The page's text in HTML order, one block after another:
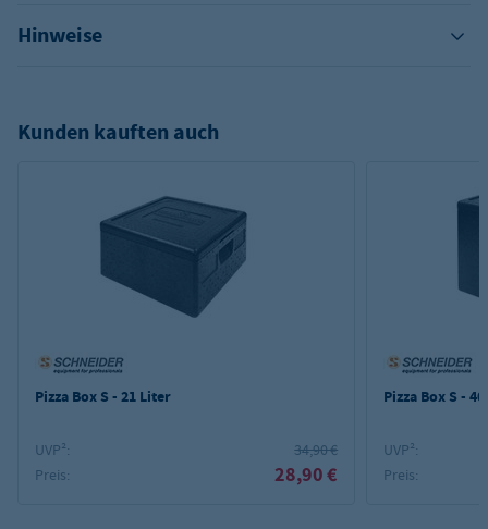
Hinweise
Kunden kauften auch
Pizza Box S - 21 Liter
UVP²:
34,90 €
Preis:
28,90 €
Pizza Box S -
UVP²:
Preis: